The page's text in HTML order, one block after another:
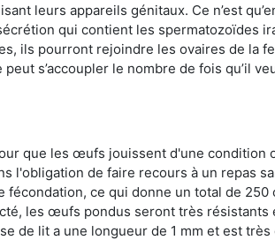
leurs appareils génitaux. Ce n’est
qui contient les spermatozoïdes
ils pourront rejoindre les ovaires de la
s’accoupler le nombre de fois qu’il
que les œufs jouissent d'une condition
l'obligation de faire recours à un repas
fécondation, ce qui donne un total de
les œufs pondus seront très résistants
de lit a une longueur de 1 mm et est